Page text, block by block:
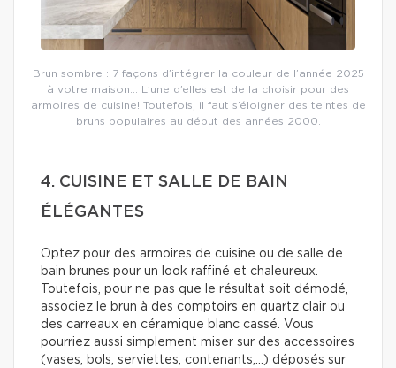
Brun sombre : 7 façons d’intégrer la couleur de l’année 2025
à votre maison… L’une d’elles est de la choisir pour des
armoires de cuisine! Toutefois, il faut s’éloigner des teintes de
bruns populaires au début des années 2000.
4. CUISINE ET SALLE DE BAIN
ÉLÉGANTES
Optez pour des armoires de cuisine ou de salle de
bain brunes pour un look raffiné et chaleureux.
Toutefois, pour ne pas que le résultat soit démodé,
associez le brun à des comptoirs en quartz clair ou
des carreaux en céramique blanc cassé. Vous
pourriez aussi simplement miser sur des accessoires
(vases, bols, serviettes, contenants,…) déposés sur